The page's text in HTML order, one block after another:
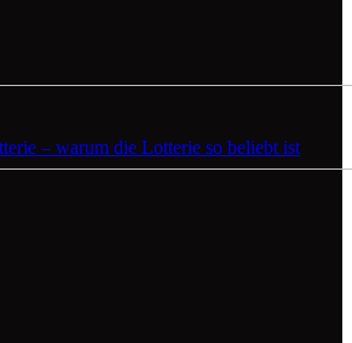
– warum die Lotterie so beliebt ist